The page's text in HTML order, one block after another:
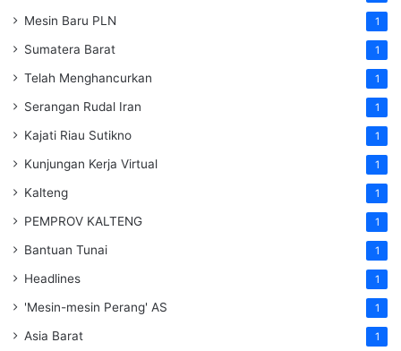
Mesin Baru PLN 1
Sumatera Barat 1
Telah Menghancurkan 1
Serangan Rudal Iran 1
Kajati Riau Sutikno 1
Kunjungan Kerja Virtual 1
Kalteng 1
PEMPROV KALTENG 1
Bantuan Tunai 1
Headlines 1
'Mesin-mesin Perang' AS 1
Asia Barat 1